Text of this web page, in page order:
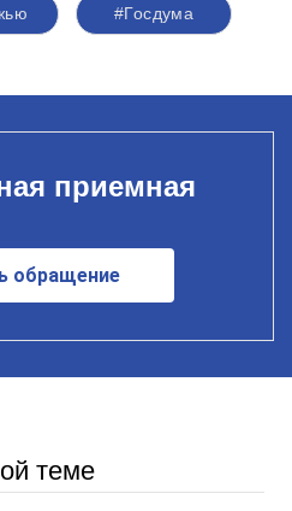
#Госдума
приемная
обращение
теме